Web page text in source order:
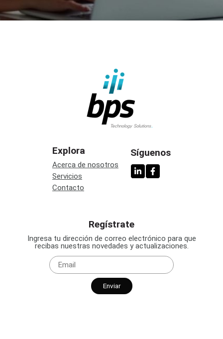
Explora
Acerca de nosotros
Servicios
Contacto
Síguenos
Regístrate
Ingresa tu dirección de correo electrónico para que
recibas nuestras novedades y actualizaciones.
Enviar